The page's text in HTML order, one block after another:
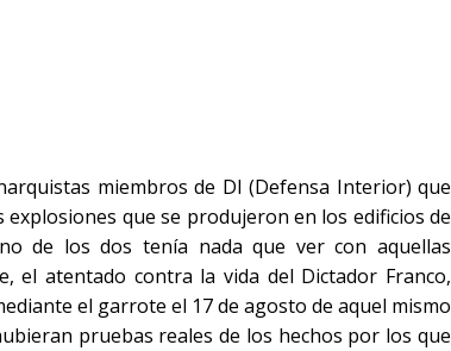
miembros de DI (Defensa Interior) que
que se produjeron en los edificios de
de los dos tenía nada que ver con aquellas
el atentado contra la vida del Dictador Franco,
el garrote el 17 de agosto de aquel mismo
pruebas reales de los hechos por los que